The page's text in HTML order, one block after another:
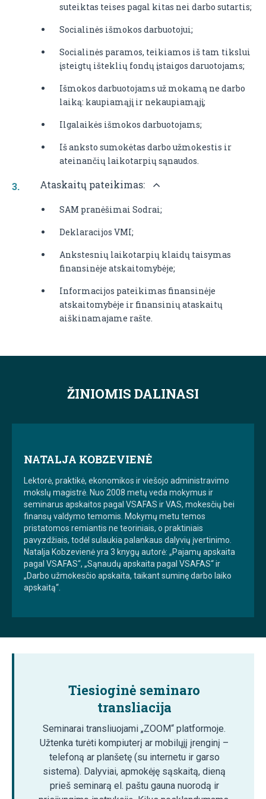
suteiktas teises pagal kitas nei darbo sutartis;
Socialinės išmokos darbuotojui;
Socialinės paramos, teikiamos iš tam tikslui
įsteigtų išteklių fondų įstaigos daruotojams;
Išmokos darbuotojams už mokamą ne darbo
laiką: kaupiamąjį ir nekaupiamąjį;
Ilgalaikės išmokos darbuotojams;
Iš anksto sumokėtas darbo užmokestis ir
ateinančių laikotarpių sąnaudos.
Ataskaitų pateikimas:
SAM pranėšimai Sodrai;
Deklaracijos VMI;
Ankstesnių laikotarpių klaidų taisymas
finansinėje atskaitomybėje;
Informacijos pateikimas finansinėje
atskaitomybėje ir finansinių ataskaitų
aiškinamajame rašte.
ŽINIOMIS DALINASI
NATALJA KOBZEVIENĖ
Lektorė, praktikė, ekonomikos ir viešojo administravimo
mokslų magistrė. Nuo 2008 metų veda mokymus ir
seminarus apskaitos pagal VSAFAS ir VAS, mokesčių bei
finansų valdymo temomis. Mokymų metu temos
pristatomos remiantis ne teoriniais, o praktiniais
pavyzdžiais, todėl sulaukia palankaus dalyvių įvertinimo.
Natalja Kobzevienė yra 3 knygų autorė: „Pajamų apskaita
pagal VSAFAS“, „Sąnaudų apskaita pagal VSAFAS“ ir
„Darbo užmokesčio apskaita, taikant suminę darbo laiko
apskaitą“.
Tiesioginė seminaro
transliacija
Seminarai transliuojami „ZOOM“ platformoje.
Užtenka turėti kompiuterį ar mobilųjį įrenginį –
telefoną ar planšetę (su internetu ir garso
sistema). Dalyviai, apmokėję sąskaitą, dieną
prieš seminarą el. paštu gauna nuorodą ir